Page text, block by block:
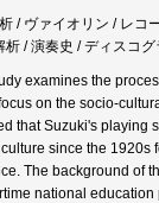
/ ヴァイオリン / レコ
析 / 演奏史 / ディスコ
examines the
on the socio-
that Suzuki's playing
since the 1920s
The background of
national